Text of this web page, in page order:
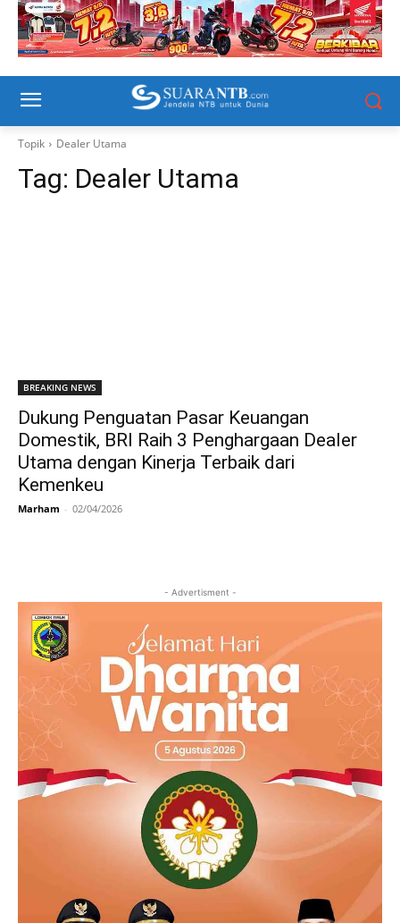
Topik Dealer Utama
Tag: Dealer Utama
BREAKING NEWS
Dukung Penguatan Pasar Keuangan
Domestik, BRI Raih 3 Penghargaan Dealer
Utama dengan Kinerja Terbaik dari
Kemenkeu
Marham - 02/04/2026
- Advertisment -